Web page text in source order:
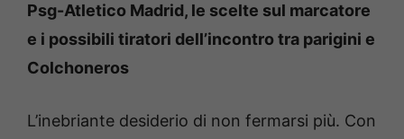
Psg-Atletico Madrid, le scelte sul marcatore
e i possibili tiratori dell’incontro tra parigini e
Colchoneros
L’inebriante desiderio di non fermarsi più. Con